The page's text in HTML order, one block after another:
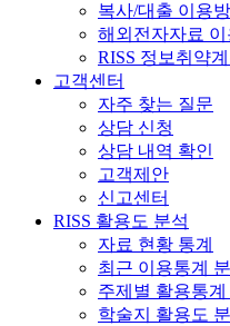
복사/대출 이용
해외전자자료 이
RISS 정보취약
고객센터
자주 찾는 질문
상담 신청
상담 내역 확인
고객제안
신고센터
RISS 활용도 분석
자료 현황 통계
최근 이용통계
주제별 활용통계
학술지 활용도